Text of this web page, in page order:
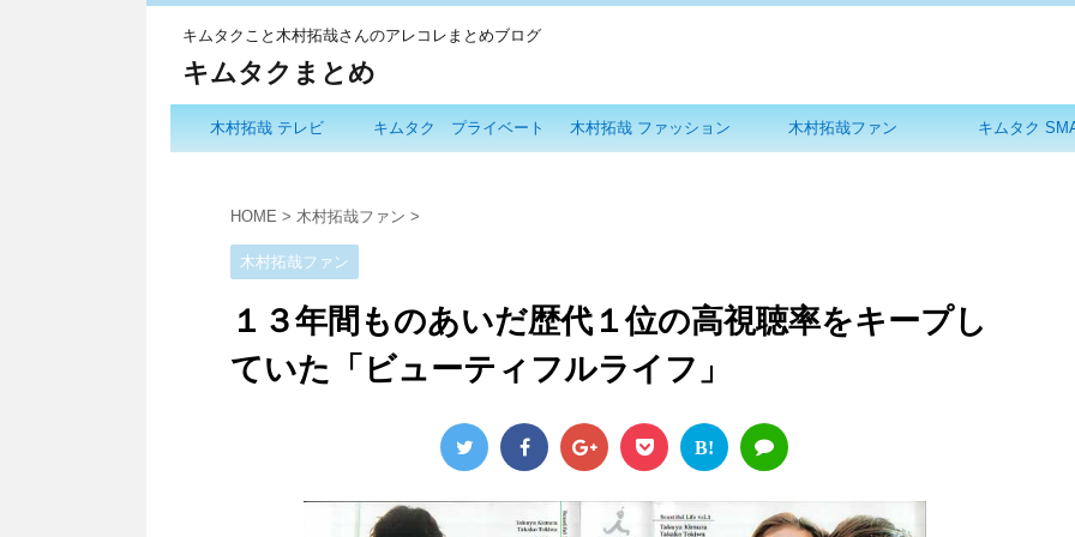
キムタクこと木村拓哉さんのアレコレまとめブログ
キムタクまとめ
木村拓哉 テレビ キムタク プライベート 木村拓哉 ファッション 木村拓哉ファン キムタク
HOME > 木村拓哉ファン >
木村拓哉ファン
１３年間ものあいだ歴代１位の高視聴率をキープし
ていた「ビューティフルライフ」
B!